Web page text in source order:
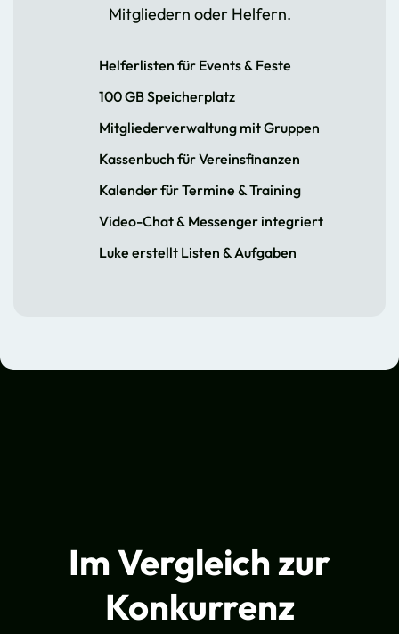
Mitgliedern oder Helfern.
Helferlisten für Events & Feste
100 GB Speicherplatz
Mitgliederverwaltung mit Gruppen
Kassenbuch für Vereinsfinanzen
Kalender für Termine & Training
Video-Chat & Messenger integriert
Luke erstellt Listen & Aufgaben
Im Vergleich zur
Konkurrenz